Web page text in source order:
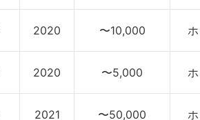
2020 〜10,000
2020 〜5,000
2021 〜50,000